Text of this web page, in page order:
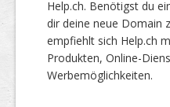
Help.ch. Benötigst du
dir deine neue Domain
empfiehlt sich Help.ch
Produkten, Online-
Werbemöglichkeiten.